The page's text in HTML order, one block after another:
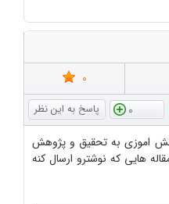
0
0
اموزی به تحقیق و پژوهش
هایی که نوشترو ارسال کنه